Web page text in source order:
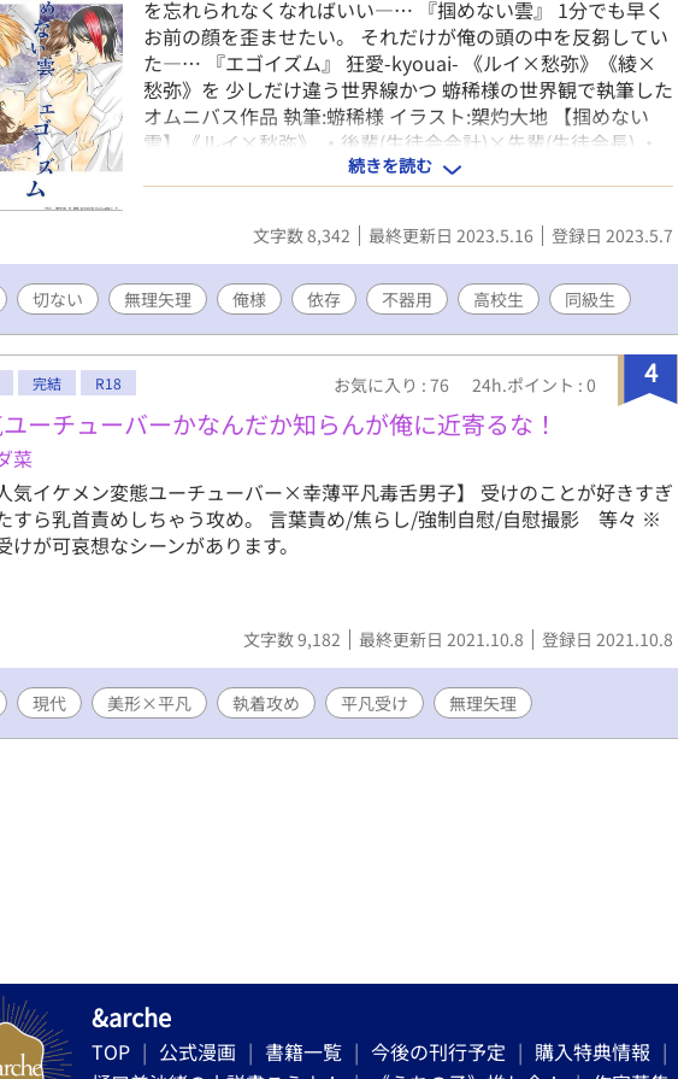
を忘れられなくなればいい―… 『掴めない雲』 1分でも早く
お前の顔を歪ませたい。 それだけが俺の頭の中を反芻してい
た―… 『エゴイズム』 狂愛-kyouai- 《ルイ×愁弥》《綾×
愁弥》を 少しだけ違う世界線かつ 蝣稀様の世界観で執筆した
オムニバス作品 執筆:蝣稀様 イラスト:槊灼大地 【掴めない
雲】《ルイ×愁弥》 ・後輩(生徒会会計)×先輩(生徒会長) ・
自慰 ・無理矢理 ・片思い 【エゴイズム】《綾×愁弥》 ・幼
なじみ ・高校生 ・強制自慰 ・無理矢理 ・純粋/一途/依存
受け ・ドS/強欲/鬼畜 攻め
続きを読む
文字数 8,342 最終更新日 2023.5.16 登録日 2023.5.7
切ない 無理矢理 俺様 依存 不器用 高校生 同級生
4
完結 R18 お気に入り : 76 24h.ポイント : 0
ーチューバーかなんだか知らんが俺に近寄るな！
菜
人気イケメン変態ユーチューバー×幸薄平凡毒舌男子】 受けのことが好きすぎ
すら乳首責めしちゃう攻め。 言葉責め/焦らし/強制自慰/自慰撮影 等々 ※
けが可哀想なシーンがあります。
文字数 9,182 最終更新日 2021.10.8 登録日 2021.10.8
現代 美形×平凡 執着攻め 平凡受け 無理矢理
&arche
TOP 公式漫画 書籍一覧 今後の刊行予定 購入特典情報